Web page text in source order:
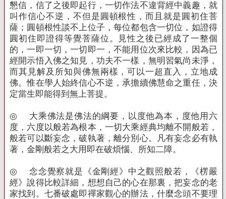
懇信，信了之後即起行，一切作法不違背經中義趣，就
叫作信心不逆，不但是圓頓根性，而且就是圓初住菩
薩；圓頓根性談不上位子，每位都包含一切位，如證得
圓初住即證得等覺菩薩位。見性之後已經成了一整個
的，一即一切，一切即一，不能用位次來比較，因為已
經開示悟入佛之知見，功夫不一樣，無明習氣尚未淨，
而其見解及所知與佛無兩樣，可以一超直入，立地成
佛。惟在學人始終信心不逆，承擔續佛慧命之重任，決
定當生即能得到無上菩提。
◎
大乘佛法是佛法的綱要，以度他為本，度他用六
度，六度以般若為根本，一切大乘經典均離不開般若，
般若可以斷妄念，破執著，離分別心。凡有妄念必有執
著，金剛般若之大用即在破煩惱、所知二障。
◎
念念覺察就是《金剛經》中之觀照般若，《楞嚴
經》說得比較詳細，想想自己的心在那裏，把妄念的老
家找到。七番破處即禪家觀心的辦法，什麼念頭不要理